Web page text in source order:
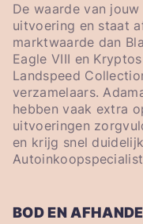
De waarde van
uitvoering en staat
marktwaarde dan
Eagle VIII en
Landspeed
verzamelaars.
hebben vaak extra
uitvoeringen
en krijg snel
BOD EN